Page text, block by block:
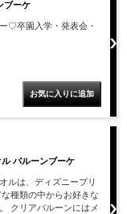
ブーケ
♡卒園入学・発表会・
バルーンブーケ
ルは、ディズニープリ
種類の中からお好きな
クリアバルーンにはメ